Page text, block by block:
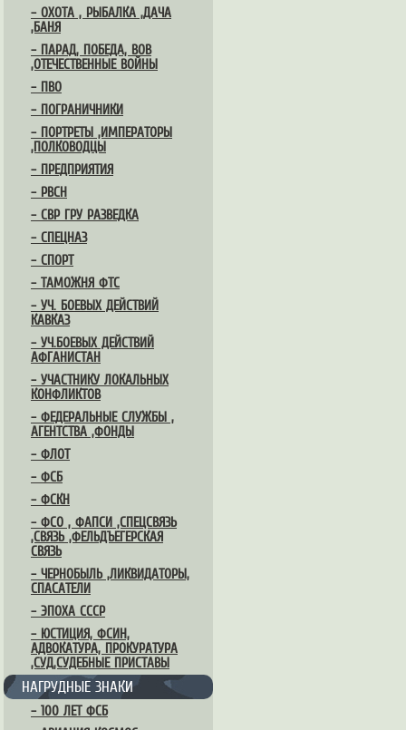
– ОХОТА , РЫБАЛКА ,ДАЧА
,БАНЯ
– ПАРАД, ПОБЕДА, ВОВ
,ОТЕЧЕСТВЕННЫЕ ВОЙНЫ
– ПВО
– ПОГРАНИЧНИКИ
– ПОРТРЕТЫ ,ИМПЕРАТОРЫ
,ПОЛКОВОДЦЫ
– ПРЕДПРИЯТИЯ
– РВСН
– СВР ГРУ РАЗВЕДКА
– СПЕЦНАЗ
– СПОРТ
– ТАМОЖНЯ ФТС
– УЧ. БОЕВЫХ ДЕЙСТВИЙ
КАВКАЗ
– УЧ.БОЕВЫХ ДЕЙСТВИЙ
АФГАНИСТАН
– УЧАСТНИКУ ЛОКАЛЬНЫХ
КОНФЛИКТОВ
– ФЕДЕРАЛЬНЫЕ СЛУЖБЫ ,
АГЕНТСТВА ,ФОНДЫ
– ФЛОТ
– ФСБ
– ФСКН
– ФСО , ФАПСИ ,СПЕЦСВЯЗЬ
,СВЯЗЬ ,ФЕЛЬДЪЕГЕРСКАЯ
СВЯЗЬ
– ЧЕРНОБЫЛЬ ,ЛИКВИДАТОРЫ,
СПАСАТЕЛИ
– ЭПОХА СССР
– ЮСТИЦИЯ, ФСИН,
АДВОКАТУРА, ПРОКУРАТУРА
,СУД,СУДЕБНЫЕ ПРИСТАВЫ
НАГРУДНЫЕ ЗНАКИ
– 100 ЛЕТ ФСБ